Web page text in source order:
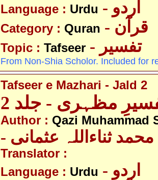
Language : Urdu - اردو
Category : Quran - قرآن
Topic : Tafseer - تفسیر
From Non-Shia Scholor. Included for
Tafseer e Mazhari - Jald 2
مظہری - جلد 2
Author : Qazi Muhammad
ثناءاللہ عثمانی
Translator :
Language : Urdu - اردو